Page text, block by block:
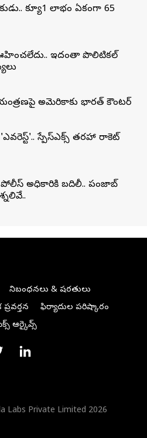
క్యూ1 లాభం ఏకంగా 65
ఇదంతా పొలిటికల్
అమెరికాకు భారత్‌ కౌంటర్
'ఎవరెస్ట్'.. స్పేస్‌ఎక్స్ తరహా రాకెట్‌
అధికారికి బదిలీ.. పంజాబ్
నిబంధనలు & షరతులు
ఫిర్యాదుల పరిష్కారం
ఆర్కైవ్స్
Labs Private Limited 2026